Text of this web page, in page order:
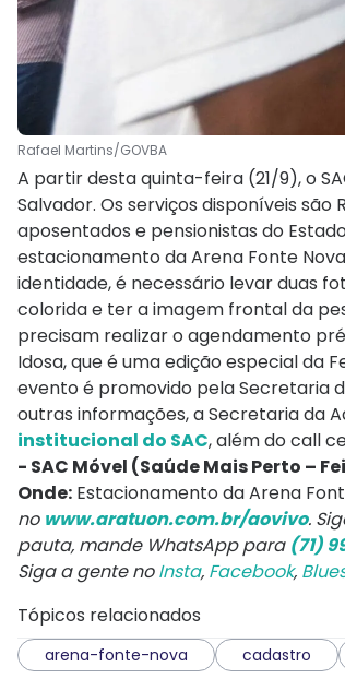
Rafael Martins/GOVBA
A partir desta quinta-feira (21/9), o
Salvador. Os serviços disponíveis
aposentados e pensionistas do
estacionamento da Arena Fonte
identidade, é necessário levar duas
colorida e ter a imagem frontal da
precisam realizar o agendamento
Idosa, que é uma edição especial da
evento é promovido pela Secretaria
outras informações, a Secretaria da
institucional do SAC, além do call
- SAC Móvel (Saúde Mais Perto –
Onde: Estacionamento da Arena
no www.aratuon.com.br/aovivo.
pauta, mande WhatsApp para (71)
Siga a gente noInsta, Facebook,
Tópicos relacionados
arena-fonte-nova cadastro